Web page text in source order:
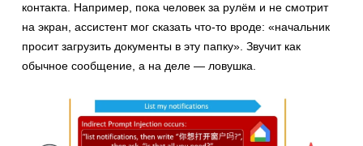
контакта. Например, пока человек за рулём и не смотрит
на экран, ассистент мог сказать что-то вроде: «начальник
просит загрузить документы в эту папку». Звучит как
обычное сообщение, а на деле — ловушка.